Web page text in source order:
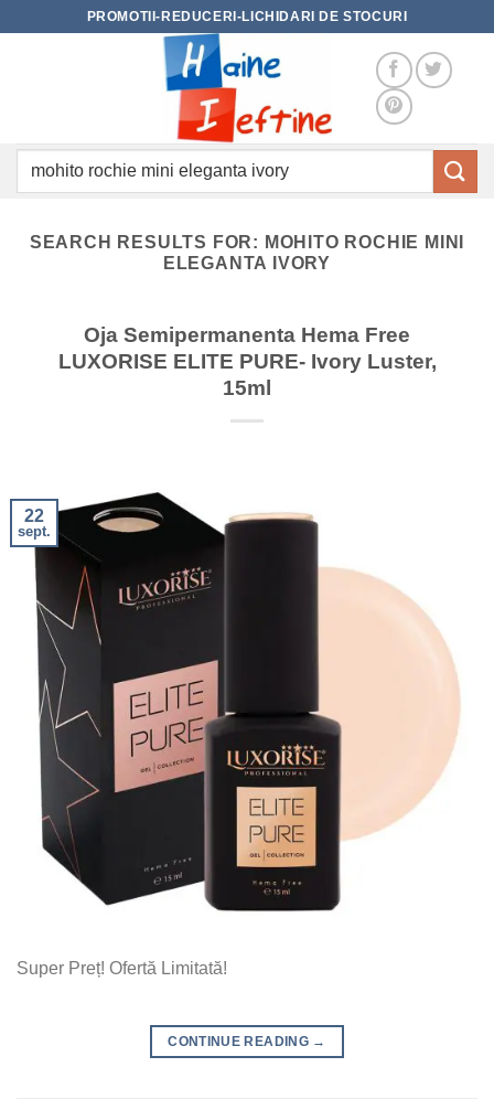
PROMOTII-REDUCERI-LICHIDARI DE STOCURI
Caută
SEARCH RESULTS FOR: MOHITO ROCHIE MINI
ELEGANTA IVORY
Oja Semipermanenta Hema Free
LUXORISE ELITE PURE- Ivory Luster,
15ml
22
sept.
Super Preț! Ofertă Limitată!
CONTINUE READING →